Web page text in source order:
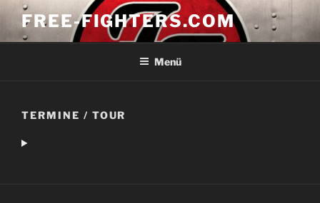
Zum
Inhalt
springen
FREE-FIGHTERS.COM
Menü
TERMINE / TOUR